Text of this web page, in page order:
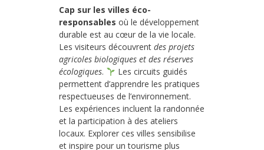
Cap sur les villes éco-
responsables où le développement
durable est au cœur de la vie locale.
Les visiteurs découvrent des projets
agricoles biologiques et des réserves
écologiques.
Les circuits guidés
permettent d’apprendre les pratiques
respectueuses de l’environnement.
Les expériences incluent la randonnée
et la participation à des ateliers
locaux. Explorer ces villes sensibilise
et inspire pour un tourisme plus